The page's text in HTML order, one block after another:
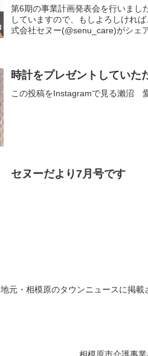
第6期の事業計画発表会を行いま
していますので、もしよろしけれ
式会社セヌー(@senu_care)がシェ
時計をプレゼントしていた
この投稿をInstagramで見る瀨沼
セヌーだより7月号です
地元・相模原のタウンニュースに掲載